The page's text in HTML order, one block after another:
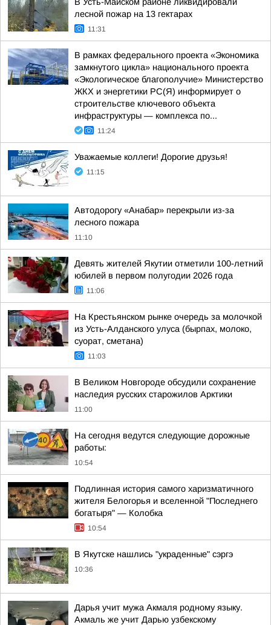
лесной пожар на 13 гектарах
11:31
В рамках федерального проекта «Экономика
замкнутого цикла» национального проекта
«Экологическое благополучие» Министерство
ЖКХ и энергетики РС(Я) информирует о
строительстве ключевого объекта
инфраструктуры — комплекса по...
11:24
Уважаемые коллеги! Дорогие друзья!
11:15
Автодорогу «Анабар» перекрыли из-за
лесного пожара
11:10
Девять жителей Якутии отметили 100-летний
юбилей в первом полугодии 2026 года
11:06
На Крестьянском рынке очередь за молочкой
из Усть-Алданского улуса (бырпах, молоко,
суорат, сметана)
11:03
В Великом Новгороде обсудили сохранение
наследия русских старожилов Арктики
11:00
На сегодня ведутся следующие дорожные
работы:
10:54
Подлинная история самого харизматичного
жителя Белогорья и вселенной "Последнего
богатыря" — Колобка
10:54
В Якутске нашлись "украденные" сэргэ
10:36
Дарья учит мужа Акмаля родному языку.
Акмаль же учит Дарью узбекскому